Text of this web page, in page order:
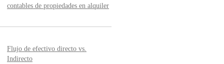
contables de propiedades en alquiler
Flujo de efectivo directo vs.
Indirecto